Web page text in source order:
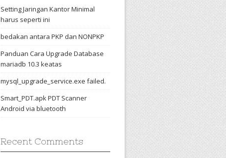
Setting Jaringan Kantor Minimal
harus seperti ini
bedakan antara PKP dan NONPKP
Panduan Cara Upgrade Database
mariadb 10.3 keatas
mysql_upgrade_service.exe failed.
Smart_PDT.apk PDT Scanner
Android via bluetooth
Recent Comments